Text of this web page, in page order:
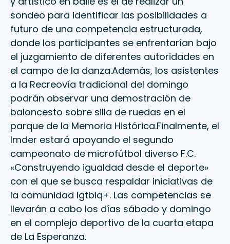
sondeo para identificar las posibilidades a
futuro de una competencia estructurada,
donde los participantes se enfrentarían bajo
el juzgamiento de diferentes autoridades en
el campo de la danza.Además, los asistentes
a la Recreovía tradicional del domingo
podrán observar una demostración de
baloncesto sobre silla de ruedas en el
parque de la Memoria Histórica.Finalmente, el
Imder estará apoyando el segundo
campeonato de microfútbol diverso F.C.
«Construyendo igualdad desde el deporte»
con el que se busca respaldar iniciativas de
la comunidad lgtbiq+. Las competencias se
llevarán a cabo los días sábado y domingo
en el complejo deportivo de la cuarta etapa
de La Esperanza.